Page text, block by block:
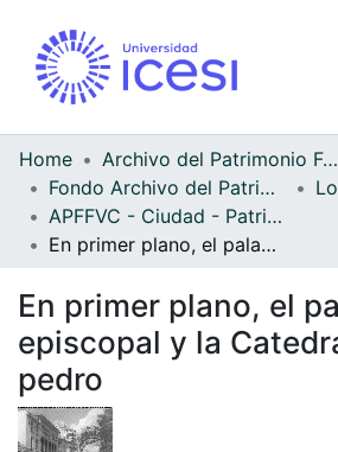
Home
Archivo del Patrimonio Fotográfico y Fílmico del Valle del Cauca
Fondo Archivo del Patrimonio Fotográfico y Fílmico del Valle del Cauca
APFFVC - Ciudad - Patrimonial
En primer plano, el palacio episcopal y la Catedral de San pedro
En primer plano, el
episcopal y la
pedro